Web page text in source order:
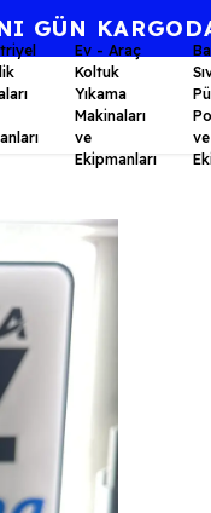
AHLAK
Ev - Araç
Koltuk
Yıkama
Makinaları
ve
Ekipmanları
ve